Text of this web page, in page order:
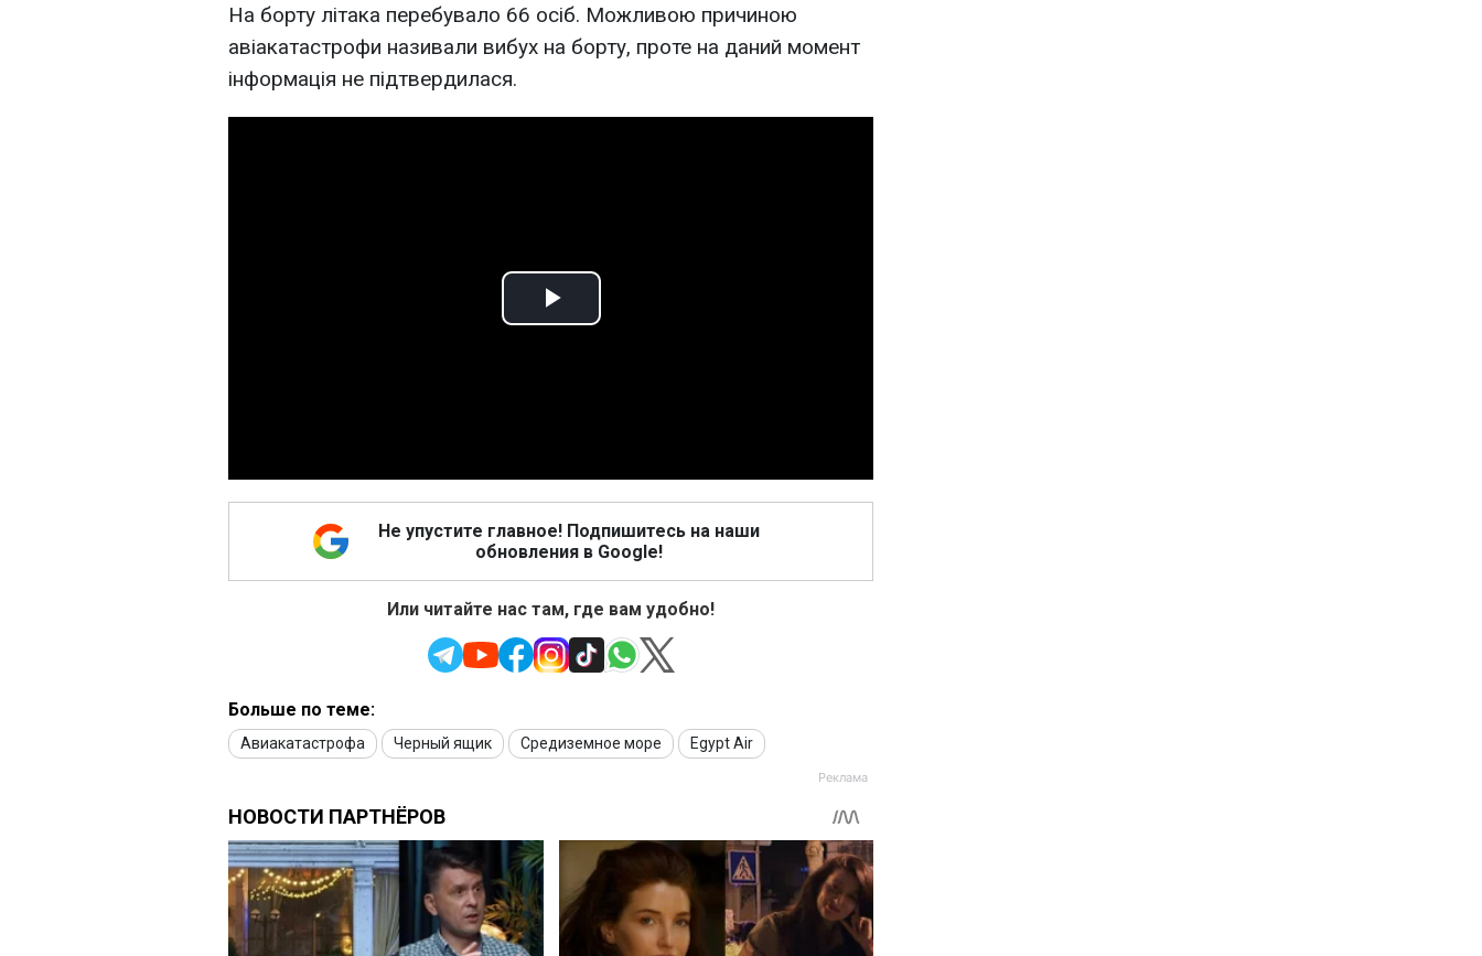
На борту літака перебувало 66 осіб. Можливою причиною
авіакатастрофи називали вибух на борту, проте на даний момент
інформація не підтвердилася.
Play
Не упустите главное! Подпишитесь на наши
обновления в Google!
Или читайте нас там, где вам удобно!
Больше по теме:
Авиакатастрофа Черный ящик Средиземное море Egypt Air